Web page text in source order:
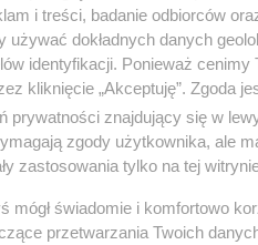
i treści, badanie odbiorców
dokładnych danych
identyfikacji. Ponieważ cenimy
kliknięcie „Akceptuję”. Zgoda
prywatności znajdujący się w
zgody użytkownika, ale
zastosowania tylko na tej
mógł świadomie i komfortowo
przetwarzania Twoich